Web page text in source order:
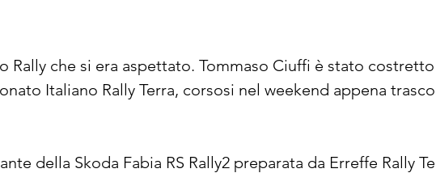
Rally che si era aspettato. Tommaso Ciuffi è stato
Italiano Rally Terra, corsosi nel weekend appena
della Skoda Fabia RS Rally2 preparata da Erreffe Rally